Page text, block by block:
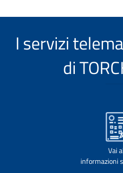
I servizi
di
Vai
informazioni